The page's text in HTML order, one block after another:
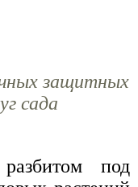
защитных
сада
под